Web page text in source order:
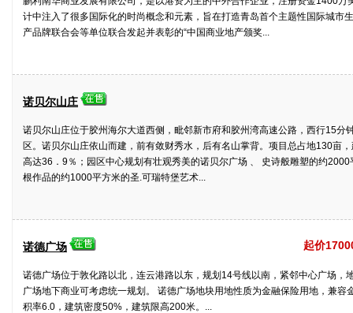
计中注入了很多国际化的时尚概念和元素，旨在打造青岛首个主题性国际城市
产品牌联合会等单位联合发起并表彰的“中国商业地产颁奖...
诺贝尔山庄
诺贝尔山庄位于胶州海尔大道西侧，毗邻新市府和胶州湾高速公路，西行15分
区。诺贝尔山庄依山而建，前有敛财秀水，后有名山掌背。项目总占地130亩
高达36．9％；园区中心规划有壮观秀美的诺贝尔广场 、 史诗般雕塑的约
根作品的约1000平方米的圣.可瑞特堡艺术...
诺德广场 起价
诺德广场位于敦化路以北，连云港路以东，规划14号线以南，紧邻中心广场，
广场地下商业可考虑统一规划。 诺德广场地块用地性质为金融保险用地，兼
积率6.0，建筑密度50%，建筑限高200米。...